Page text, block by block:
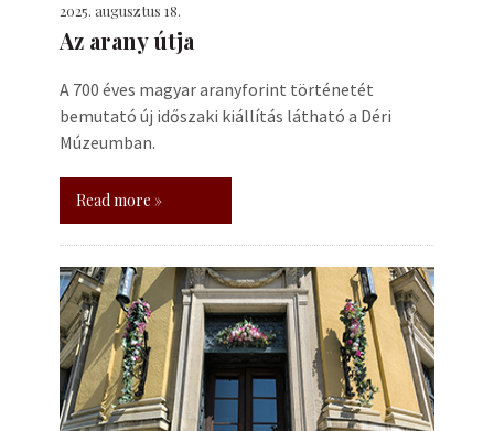
2025. augusztus 18.
Az arany útja
A 700 éves magyar aranyforint történetét
bemutató új időszaki kiállítás látható a Déri
Múzeumban.
Read more »